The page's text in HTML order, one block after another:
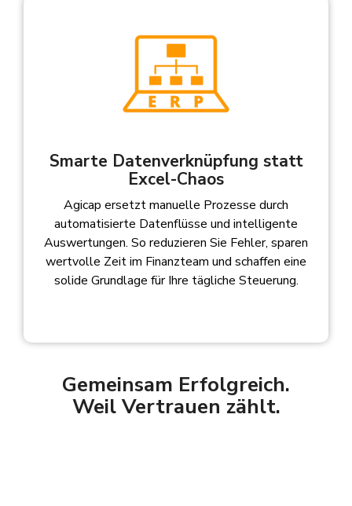
Smarte Datenverknüpfung statt
Excel-Chaos
Agicap ersetzt manuelle Prozesse durch
automatisierte Datenflüsse und intelligente
Auswertungen. So reduzieren Sie Fehler, sparen
wertvolle Zeit im Finanzteam und schaffen eine
solide Grundlage für Ihre tägliche Steuerung.
Gemeinsam Erfolgreich.
Weil Vertrauen zählt.